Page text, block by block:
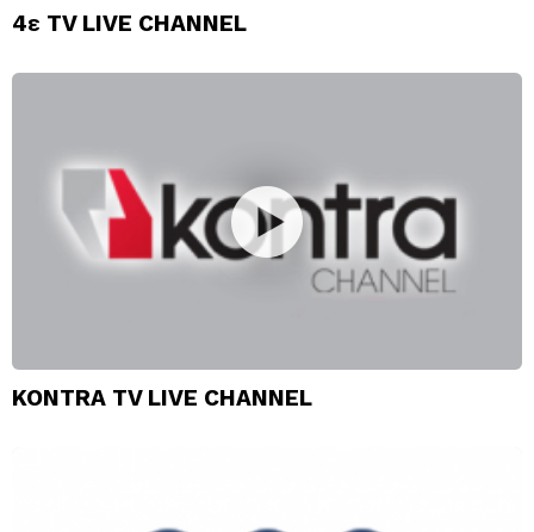
4ε TV LIVE CHANNEL
KONTRA TV LIVE CHANNEL